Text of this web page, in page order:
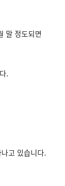
말 정도되면
.
고 있습니다.